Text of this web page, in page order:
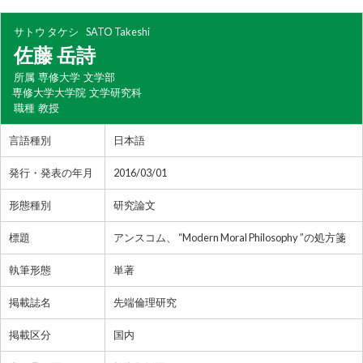
サトウ タケシ SATO Takeshi
佐藤 岳詩
所属 専修大学 文学部
専修大学大学院 文学研究科
職種 教授
言語種別 日本語
発行・発表の年月 2016/03/01
形態種別 研究論文
標題 アンスコム、 “Modern Moral Philosophy ”の処方箋
執筆形態 単著
掲載誌名 先端倫理研究
掲載区分 国内